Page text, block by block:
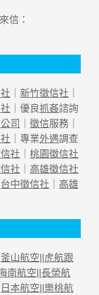
信：
新竹徵信社
｜優良抓姦諮詢
司 徵信服務｜
｜專業外遇調查
社
桃園徵信社
社
高雄徵信社
台中徵信社
高雄
釜山航空
虎航跟
南航空 長榮航
日本航空 樂桃航